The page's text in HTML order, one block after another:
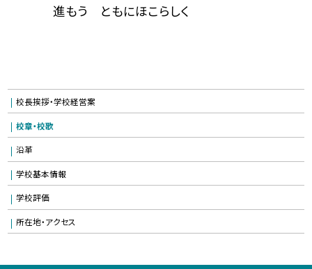
進もう ともにほこらしく
校長挨拶・学校経営案
校章・校歌
沿革
学校基本情報
学校評価
所在地・アクセス